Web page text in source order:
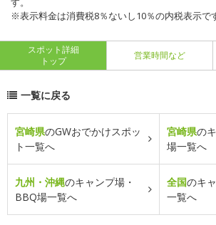
※表示料金は消費税8％ないし10％の内税表示で
スポット詳細
トップ
営業時間など
一覧に戻る
宮崎県のGWおでかけスポッ
ト一覧へ
宮崎県の
場一覧へ
九州・沖縄のキャンプ場・
BBQ場一覧へ
全国のキ
一覧へ